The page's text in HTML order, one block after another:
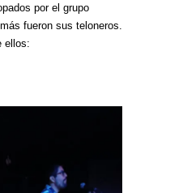
por el grupo
fueron sus teloneros.
ellos: